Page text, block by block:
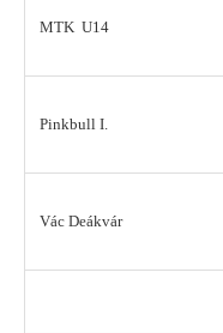
MTK U14
Pinkbull I.
Vác Deákvár